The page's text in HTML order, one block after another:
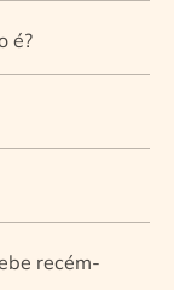
é?
recém-